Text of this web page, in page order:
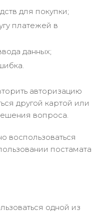
для покупки;
платежей в
данных;
авторизацию
другой картой или
вопроса.
воспользоваться
постамата
одной из